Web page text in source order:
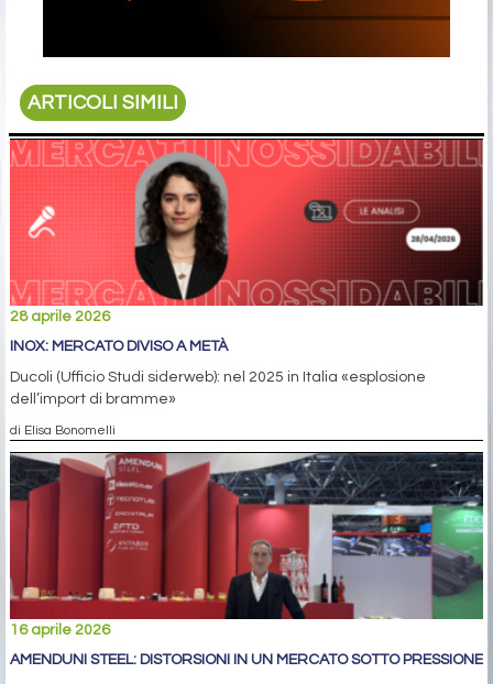
ARTICOLI SIMILI
28 aprile 2026
INOX: MERCATO DIVISO A METÀ
Ducoli (Ufficio Studi siderweb): nel 2025 in Italia «esplosione
dell’import di bramme»
di Elisa Bonomelli
16 aprile 2026
AMENDUNI STEEL: DISTORSIONI IN UN MERCATO SOTTO PRESSIONE